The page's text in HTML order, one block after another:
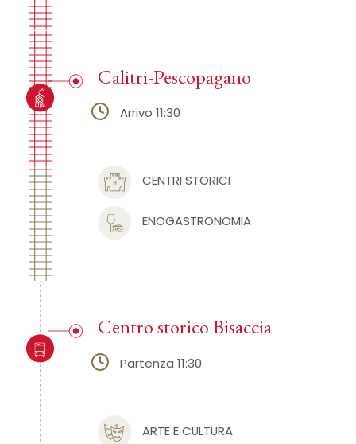
CENTRI STORICI
ENOGASTRONOMIA
Calitri-Pescopagano
Arrivo 11:30
ARTE E CULTURA
Centro storico Bisaccia
Partenza 11:30